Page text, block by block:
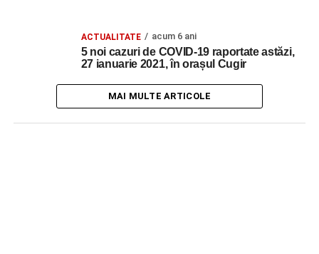
ACTUALITATE acum 6 ani
5 noi cazuri de COVID-19 raportate astăzi,
27 ianuarie 2021, în orașul Cugir
MAI MULTE ARTICOLE